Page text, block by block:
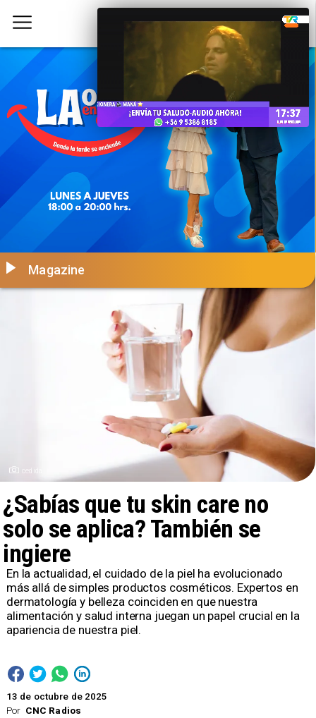
cedida
Por CNC Radios
¿Sabías que tu skin care no
solo se aplica? También se
ingiere
Magazine
13 de octubre de 2025
En la actualidad, el cuidado de la piel ha evolucionado
más allá de simples productos cosméticos. Expertos en
dermatología y belleza coinciden en que nuestra
alimentación y salud interna juegan un papel crucial en la
apariencia de nuestra piel.